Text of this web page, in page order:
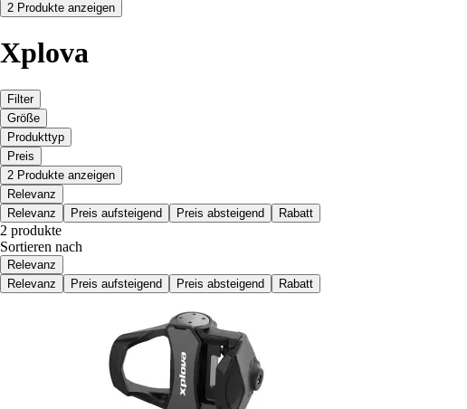
2 Produkte anzeigen
Xplova
Filter
Größe
Produkttyp
Preis
2 Produkte anzeigen
Relevanz
Relevanz
Preis aufsteigend Preis absteigend Rabatt
2 produkte
Sortieren nach
Relevanz
Relevanz
Preis aufsteigend Preis absteigend Rabatt